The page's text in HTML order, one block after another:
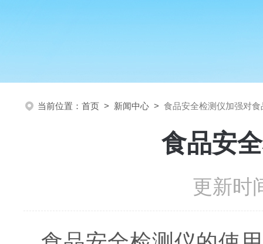
当前位置： 首页 > 新闻中心 > 食品安全检测仪加强对
食品安
更新时